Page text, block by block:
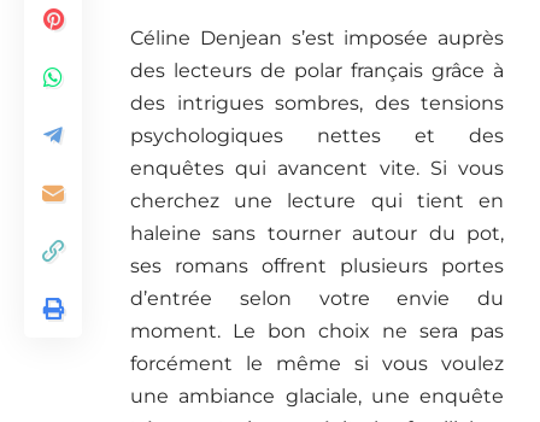
Céline Denjean s’est imposée auprès
des lecteurs de polar français grâce à
des intrigues sombres, des tensions
psychologiques nettes et des
enquêtes qui avancent vite. Si vous
cherchez une lecture qui tient en
haleine sans tourner autour du pot,
ses romans offrent plusieurs portes
d’entrée selon votre envie du
moment. Le bon choix ne sera pas
forcément le même si vous voulez
une ambiance glaciale, une enquête